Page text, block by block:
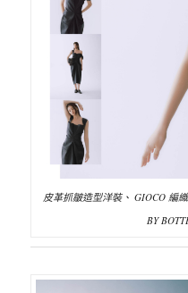
皮革抓皺造型洋裝、 GIOCO 編
BY